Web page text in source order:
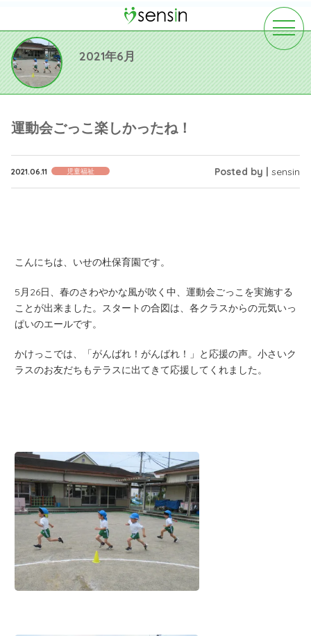
toggle
2021年6月
運動会ごっこ楽しかったね！
2021.06.11 児童福祉 Posted by | sensin
こんにちは、いせの杜保育園です。
5月26日、春のさわやかな風が吹く中、運動会ごっこを実施する
ことが出来ました。スタートの合図は、各クラスからの元気いっ
ぱいのエールです。
かけっこでは、「がんばれ！がんばれ！」と応援の声。小さいク
ラスのお友だちもテラスに出てきて応援してくれました。